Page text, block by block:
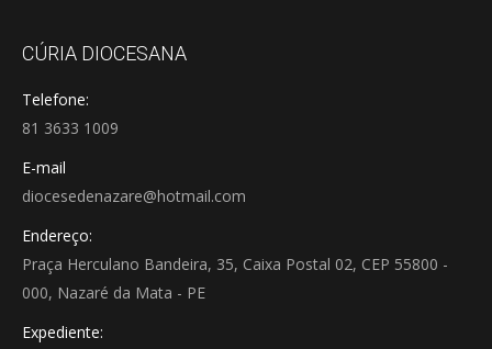
CÚRIA DIOCESANA
Telefone:
81 3633 1009
E-mail
diocesedenazare@hotmail.com
Endereço:
Praça Herculano Bandeira, 35, Caixa Postal 02, CEP 55800 -
000, Nazaré da Mata - PE
Expediente: